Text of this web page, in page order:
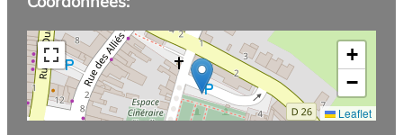
+
−
Leaflet